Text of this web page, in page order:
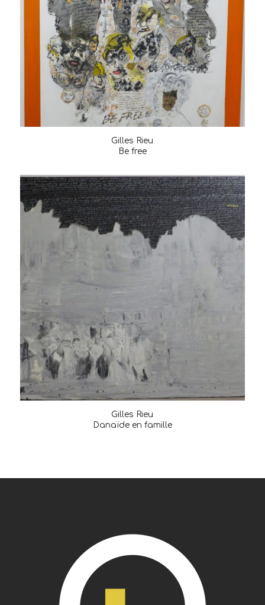
Gilles Rieu
Be free
Gilles Rieu
Danaïde en famille